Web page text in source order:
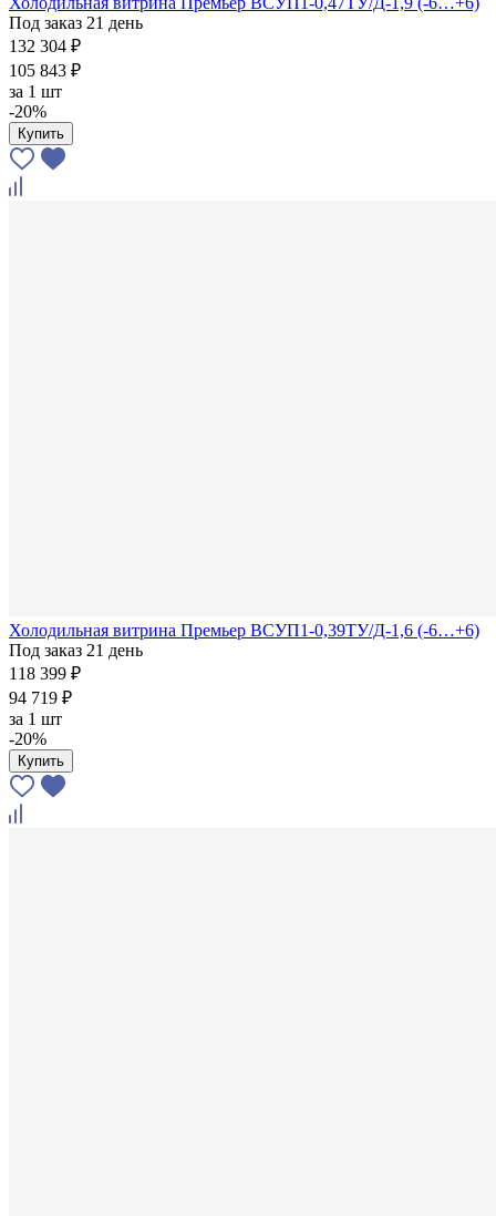
Под заказ 21 день
132 304 ₽
105 843 ₽
за 1 шт
-20%
Купить
Холодильная витрина Премьер ВСУП1-0,39ТУ/Д-1,6 (-6…+6)
Под заказ 21 день
118 399 ₽
94 719 ₽
за 1 шт
-20%
Купить